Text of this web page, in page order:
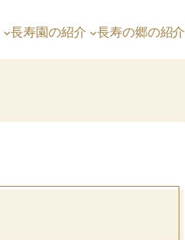
長寿園の紹介 長寿の郷の紹介